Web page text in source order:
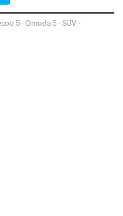
5·Omoda 5 ·SUV ·